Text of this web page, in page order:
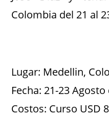
Colombia del 21 al
Lugar: Medellin,
Fecha: 21-23
Costos: Curso USD